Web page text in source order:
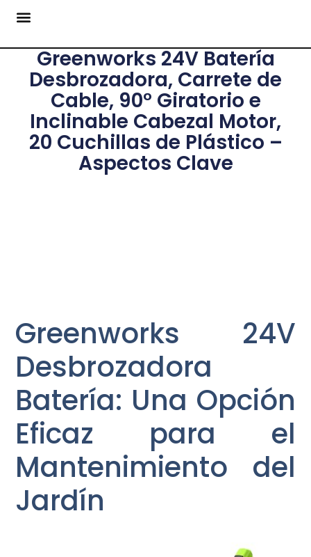
Greenworks 24V Batería
Desbrozadora, Carrete de
Cable, 90° Giratorio e
Inclinable Cabezal Motor,
20 Cuchillas de Plástico –
Aspectos Clave
Greenworks 24V
Desbrozadora
Batería: Una Opción
Eficaz para el
Mantenimiento del
Jardín